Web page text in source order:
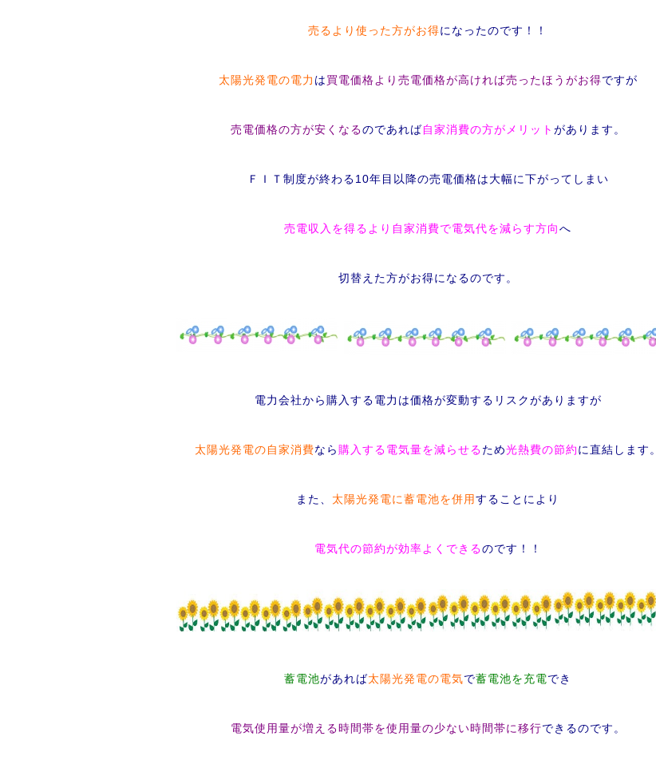
売るより使った方がお得になったのです！！
太陽光発電の電力 は買電価格より売電価格が高ければ売ったほうがお得ですが
売電価格の方が安くなるのであれば自家消費の方がメリット があります。
ＦＩＴ制度が終わる10年目以降の売電価格は大幅に下がってしまい
売電収入を得るより自家消費で電気代を減らす方向へ
切替えた方がお得になるのです。
電力会社から購入する電力は価格が変動するリスクがありますが
太陽光発電の自家消費なら 購入する電気量を減らせるため光熱費の節約に直結します。
また、 太陽光発電に蓄電池を併用することにより
電気代の節約が効率よくできるのです！！
蓄電池があれば太陽光発電の電気で蓄電池を充電でき
電気使用量が増える時間帯を使用量の少ない時間帯に移行できるのです。